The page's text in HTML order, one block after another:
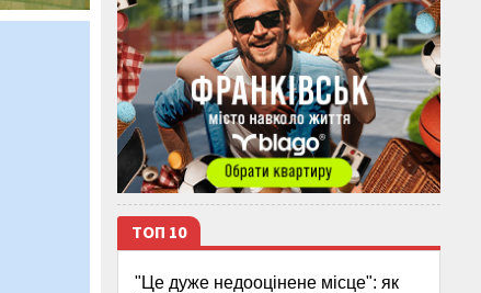
ТОП 10
"Це дуже недооцінене місце": як